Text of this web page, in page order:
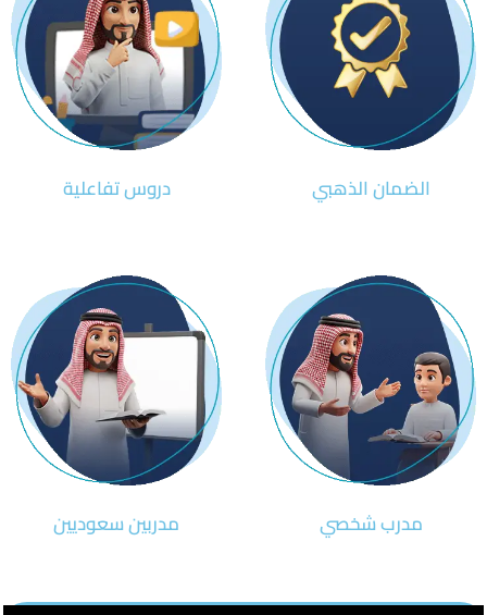
الضمان الذهبي دروس تفاعلية
مدرب شخصي مدربين سعوديين